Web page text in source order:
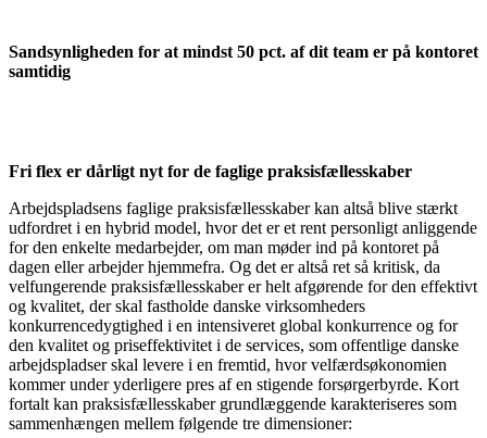
Sandsynligheden for at mindst 50 pct. af dit team er på kontoret
samtidig
Fri flex er dårligt nyt for de faglige praksisfællesskaber
Arbejdspladsens faglige praksisfællesskaber kan altså blive stærkt
udfordret i en hybrid model, hvor det er et rent personligt anliggende
for den enkelte medarbejder, om man møder ind på kontoret på
dagen eller arbejder hjemmefra. Og det er altså ret så kritisk, da
velfungerende praksisfællesskaber er helt afgørende for den effektivt
og kvalitet, der skal fastholde danske virksomheders
konkurrencedygtighed i en intensiveret global konkurrence og for
den kvalitet og priseffektivitet i de services, som offentlige danske
arbejdspladser skal levere i en fremtid, hvor velfærdsøkonomien
kommer under yderligere pres af en stigende forsørgerbyrde. Kort
fortalt kan praksisfællesskaber grundlæggende karakteriseres som
sammenhængen mellem følgende tre dimensioner: